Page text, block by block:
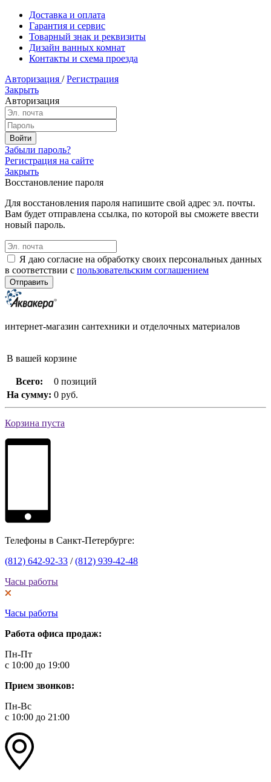
Доставка и оплата
Гарантия и сервис
Товарный знак и реквизиты
Дизайн ванных комнат
Контакты и схема проезда
Авторизация / Регистрация
Закрыть
Авторизация
Забыли пароль?
Регистрация на сайте
Закрыть
Восстановление пароля
Для восстановления пароля напишите свой адрес эл. почты.
Вам будет отправлена ссылка, по которой вы сможете ввести
новый пароль.
Я даю согласие на обработку своих персональных данных
в соответствии с пользовательским соглашением
интернет-магазин сантехники и отделочных материалов
В вашей корзине
Всего:
0 позиций
На сумму: 0 руб.
Корзина пуста
Телефоны в Санкт-Петербурге:
(812) 642-92-33 /(812) 939-42-48
Часы работы
Часы работы
Работа офиса продаж:
Пн-Пт
с 10:00 до 19:00
Прием звонков:
Пн-Вс
с 10:00 до 21:00